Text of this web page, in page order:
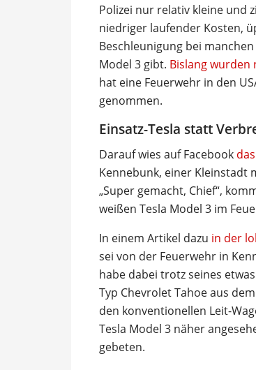
Polizei nur relativ kleine und
niedriger laufender Kosten,
Beschleunigung bei
Model 3 gibt. Bislang wurden
hat eine Feuerwehr in den
genommen.
Einsatz-Tesla statt
Darauf wies auf Facebook
Kennebunk, einer Kleinstadt
„Super gemacht, Chief“,
weißen Tesla Model 3 im
In einem Artikel dazu in der
sei von der Feuerwehr in
habe dabei trotz seines
Typ Chevrolet Tahoe aus
den konventionellen Leit-
Tesla Model 3 näher
gebeten.